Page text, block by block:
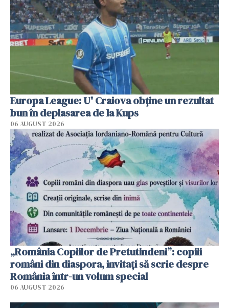
Europa League: U' Craiova obține un rezultat
bun în deplasarea de la Kups
06 AUGUST 2026
„România Copiilor de Pretutindeni”: copiii
români din diaspora, invitați să scrie despre
România într-un volum special
06 AUGUST 2026